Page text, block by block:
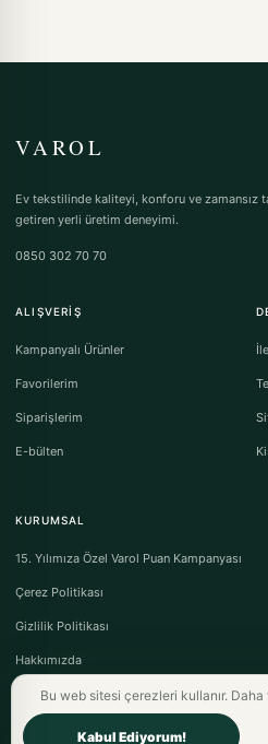
VAROL
Ev tekstilinde kaliteyi, konforu ve zamansız
getiren yerli üretim deneyimi.
0850 302 70 70
ALIŞVERIŞ
Kampanyalı Ürünler
Favorilerim
Siparişlerim
E-bülten
KURUMSAL
15. Yılımıza Özel Varol Puan Kampanyası
Çerez Politikası
Gizlilik Politikası
Hakkımızda
Bu web sitesi çerezleri kullanır.
Kabul Ediyorum!